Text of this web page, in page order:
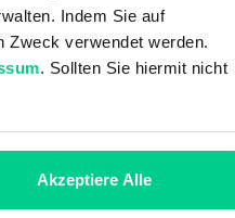
Indem Sie auf
Zweck verwendet werden.
. Sollten Sie hiermit nicht
Akzeptiere Alle